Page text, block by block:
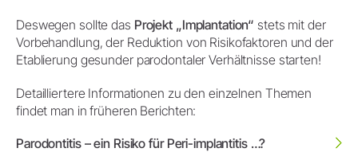
Deswegen sollte das Projekt „Implantation“ stets mit der
Vorbehandlung, der Reduktion von Risikofaktoren und der
Etablierung gesunder parodontaler Verhältnisse starten!
Detailliertere Informationen zu den einzelnen Themen
findet man in früheren Berichten:
Parodontitis – ein Risiko für Peri-implantitis …?